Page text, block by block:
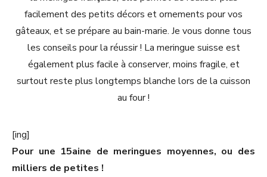
facilement des petits décors et ornements pour vos
gâteaux, et se prépare au bain-marie. Je vous donne tous
les conseils pour la réussir ! La meringue suisse est
également plus facile à conserver, moins fragile, et
surtout reste plus longtemps blanche lors de la cuisson
au four !
[ing]
Pour une 15aine de meringues moyennes, ou des
milliers de petites !